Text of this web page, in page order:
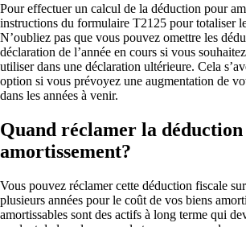
Pour effectuer un calcul de la déduction pour
instructions du formulaire T2125 pour totaliser
N’oubliez pas que vous pouvez omettre les
déclaration de l’année en cours si vous
utiliser dans une déclaration ultérieure. Cela
option si vous prévoyez une augmentation de
dans les années à venir.
Quand réclamer la
amortissement?
Vous pouvez réclamer cette déduction fiscale
plusieurs années pour le coût de vos biens
amortissables sont des actifs à long terme qui